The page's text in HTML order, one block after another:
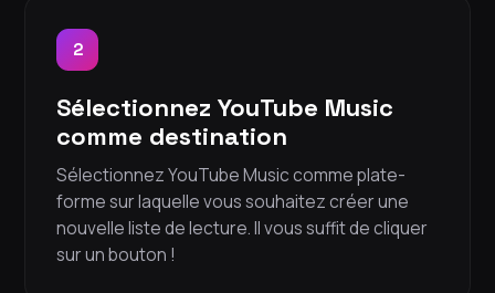
2
Sélectionnez YouTube Music
comme destination
Sélectionnez YouTube Music comme plate-
forme sur laquelle vous souhaitez créer une
nouvelle liste de lecture. Il vous suffit de cliquer
sur un bouton !